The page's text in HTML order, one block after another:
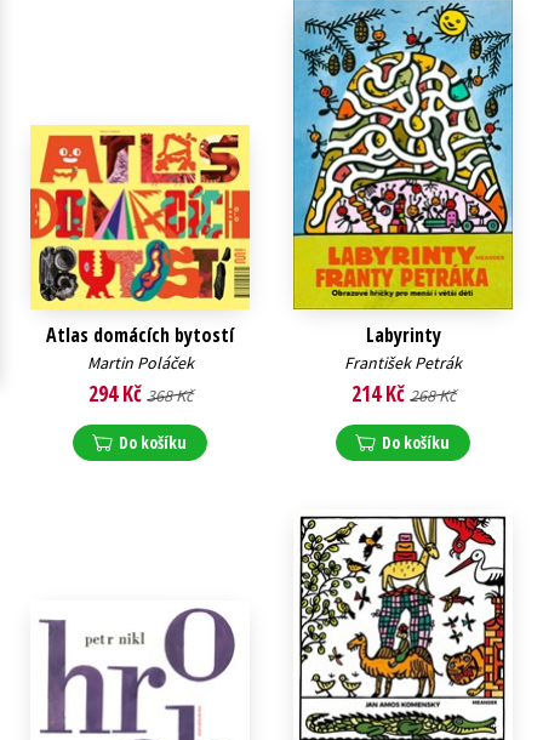
Zahraniční literatura Zdraví a životní styl
Všechny tituly
Atlas domácích bytostí
Martin Poláček
294 Kč 368 Kč
Do košíku
Labyrinty
František Petrák
214 Kč 268 Kč
Do košíku